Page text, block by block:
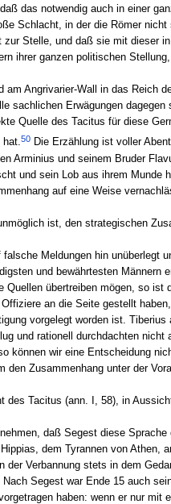
das notwendig auch in einer
Schlacht, in der die Römer
Stelle, und daß sie mit dieser
ihrer ganzen politischen
Angrivarier-Wall in das Reich
sachlichen Erwägungen
Quelle des Tacitus für diese
hat.50Die Erzählung ist voller
Arminius und seinem Bruder
und sein Lob aus ihrem
auf eine Weise
ist, den strategischen
Meldungen hin unüberlegt
und bewährtesten Männern
übertreiben mögen, so
an die Seite gestellt
vorgelegt worden ist.
und rationell durchdachten nicht
können wir eine Entscheidung
den Zusammenhang unter der
Tacitus (ann. I, 58), in
daß Segest diese
dem Tyrannen von Athen,
Verbannung stets in dem
Segest war Ende 15 auch
haben: wenn er nur mit